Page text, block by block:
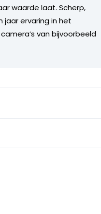
waarde laat. Scherp,
jaar ervaring in het
van bijvoorbeeld